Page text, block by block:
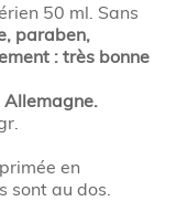
50 ml. Sans
paraben,
: très bonne
Allemagne.
en
sont au dos.